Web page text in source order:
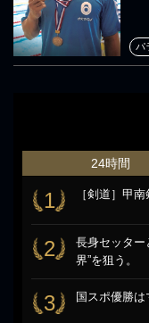
パ
24時間
1 ［剣道］甲
2
長身セッター
界”を狙う。
3 国スポ優勝は